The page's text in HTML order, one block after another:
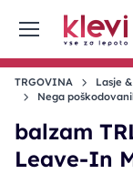
TRGOVINA Lasje
Nega
balzam
Leave-In